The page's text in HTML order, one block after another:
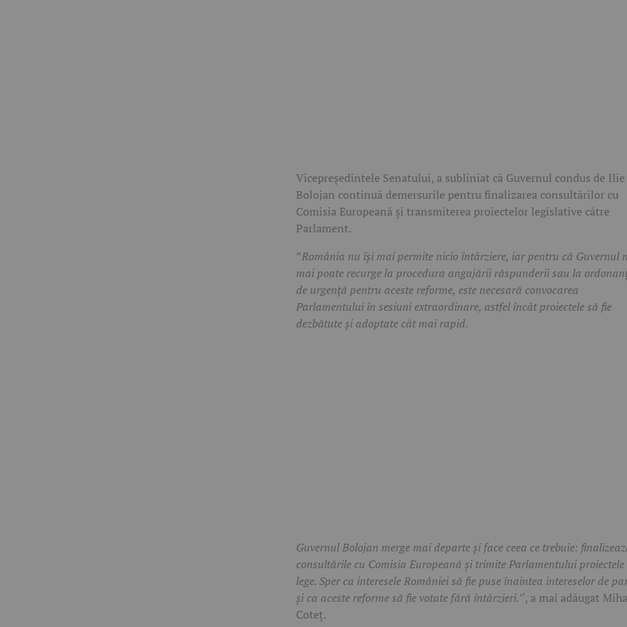
Vicepreședintele Senatului, a subliniat că Guvernul condus de Ilie
Bolojan continuă demersurile pentru finalizarea consultărilor cu
Comisia Europeană și transmiterea proiectelor legislative către
Parlament.
”România nu își mai permite nicio întârziere, iar pentru că Guvernul
mai poate recurge la procedura angajării răspunderii sau la
de urgență pentru aceste reforme, este necesară convocarea
Parlamentului în sesiuni extraordinare, astfel încât proiectele să fie
dezbătute și adoptate cât mai rapid.
Guvernul Bolojan merge mai departe și face ceea ce trebuie:
consultările cu Comisia Europeană și trimite Parlamentului proiectele
lege. Sper ca interesele României să fie puse înaintea intereselor de
și ca aceste reforme să fie votate fără întârzieri.’‘, a mai adăugat
Coteț.